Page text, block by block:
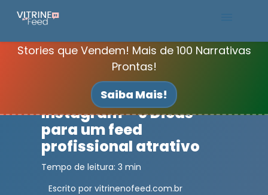
Stories que Vendem! Mais de 100 Narrativas
Prontas!
Saiba Mais!
Packs Canva
Feed Organizado no
Instagram – 6 Dicas
para um feed
profissional atrativo
Tempo de leitura: 3 min
Escrito por vitrinenofeed.com.br